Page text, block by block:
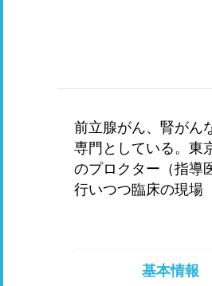
前立腺がん、腎がん
専門としている。東
のプロクター（指導
行いつつ臨床の現場
基本情報